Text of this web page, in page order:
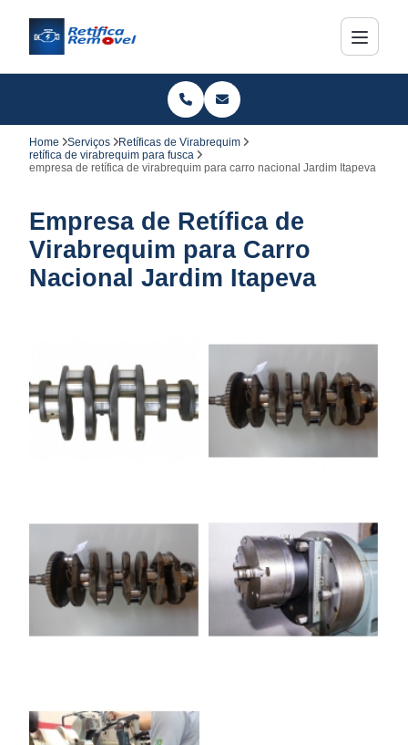
Home Serviços
Retíficas de Virabrequim
retífica de virabrequim para fusca
empresa de retífica de virabrequim para carro nacional Jardim Itapeva
Empresa de Retífica de
Virabrequim para Carro
Nacional Jardim Itapeva